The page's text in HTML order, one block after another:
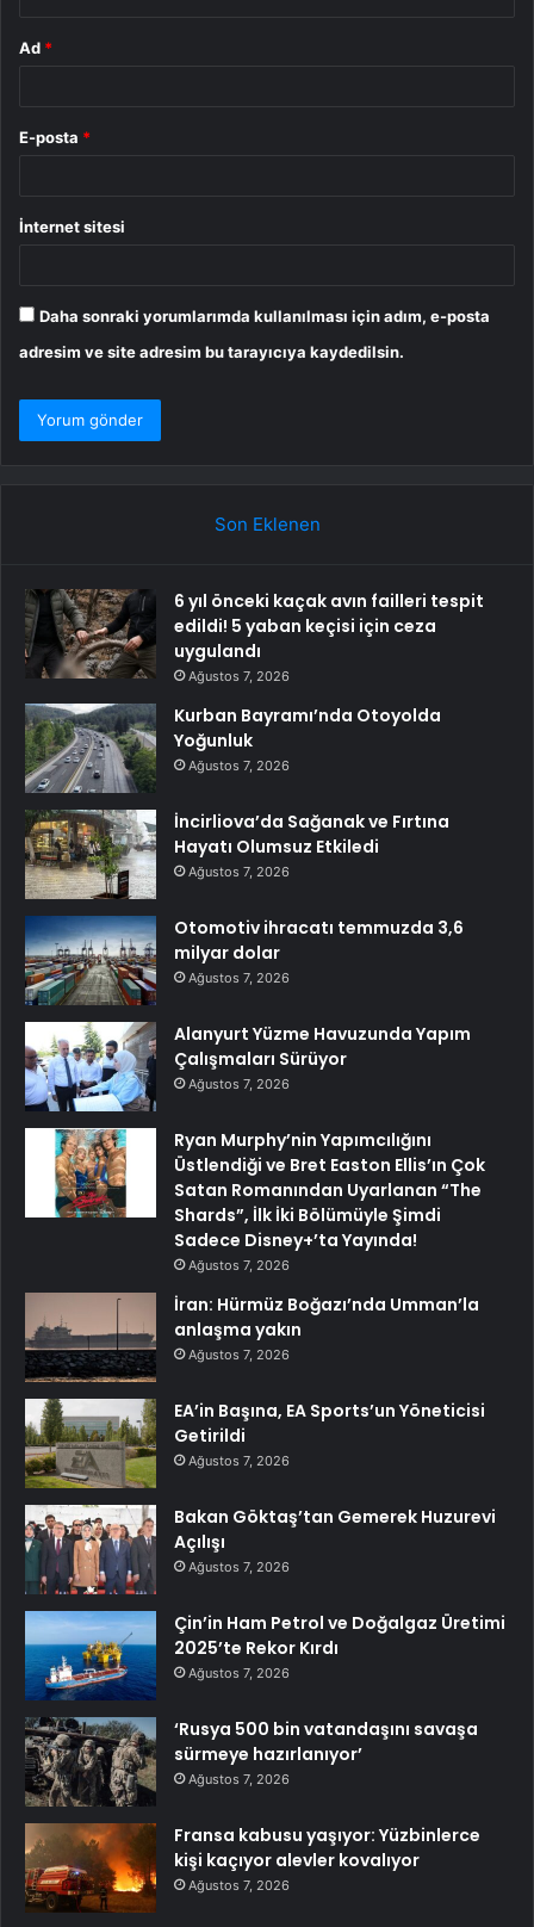
Ad *
E-posta *
İnternet sitesi
Daha sonraki yorumlarımda kullanılması için adım, e-posta
adresim ve site adresim bu tarayıcıya kaydedilsin.
Son Eklenen
6 yıl önceki kaçak avın failleri tespit
edildi! 5 yaban keçisi için ceza
uygulandı
Ağustos 7, 2026
Kurban Bayramı’nda Otoyolda
Yoğunluk
Ağustos 7, 2026
İncirliova’da Sağanak ve Fırtına
Hayatı Olumsuz Etkiledi
Ağustos 7, 2026
Otomotiv ihracatı temmuzda 3,6
milyar dolar
Ağustos 7, 2026
Alanyurt Yüzme Havuzunda Yapım
Çalışmaları Sürüyor
Ağustos 7, 2026
Ryan Murphy’nin Yapımcılığını
Üstlendiği ve Bret Easton Ellis’ın Çok
Satan Romanından Uyarlanan “The
Shards”, İlk İki Bölümüyle Şimdi
Sadece Disney+’ta Yayında!
Ağustos 7, 2026
İran: Hürmüz Boğazı’nda Umman’la
anlaşma yakın
Ağustos 7, 2026
EA’in Başına, EA Sports’un Yöneticisi
Getirildi
Ağustos 7, 2026
Bakan Göktaş’tan Gemerek Huzurevi
Açılışı
Ağustos 7, 2026
Çin’in Ham Petrol ve Doğalgaz Üretimi
2025’te Rekor Kırdı
Ağustos 7, 2026
‘Rusya 500 bin vatandaşını savaşa
sürmeye hazırlanıyor’
Ağustos 7, 2026
Fransa kabusu yaşıyor: Yüzbinlerce
kişi kaçıyor alevler kovalıyor
Ağustos 7, 2026